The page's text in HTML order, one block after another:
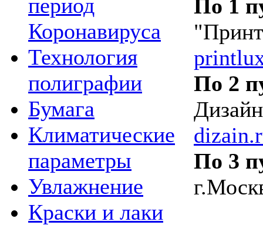
период
Коронавируса
Технология
полиграфии
Бумага
Климатические
параметры
Увлажнение
Краски и лаки
По 1
По 2
По 3